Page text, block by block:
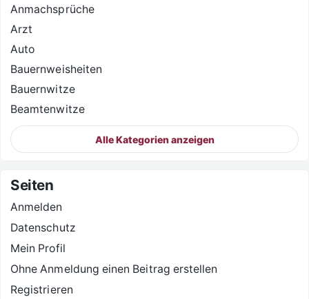
Anmachsprüche
Arzt
Auto
Bauernweisheiten
Bauernwitze
Beamtenwitze
Alle Kategorien anzeigen
Seiten
Anmelden
Datenschutz
Mein Profil
Ohne Anmeldung einen Beitrag erstellen
Registrieren